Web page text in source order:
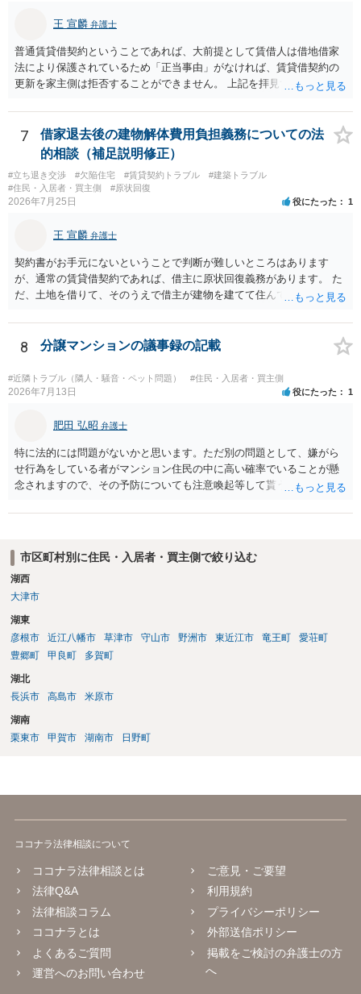
王 宣麟 弁護士
普通賃貸借契約ということであれば、大前提として賃借人は借地借家
法により保護されているため「正当事由」がなければ、賃貸借契約の
更新を家主側は拒否することができません。 上記を拝見する限り、通
定期確認させてもらないこと」が直ちに正当事由に当たるとは思えま
せんので、更新拒絶を拒否される方向性でよろしいかと存じます。 そ
の交渉の中で、一定の金銭をもらえれば退去には応じる旨交渉をして
みるのはいかがでしょうか。 過去に賃借人の許可なく無断で賃貸人が
入室する行為自体は不法行為となり、また刑事的にも住居侵入罪が成
立する可能性がありますので、これを理由に一定の金銭賠償を求める
7
借家退去後の建物解体費用負担義務についての法
的相談（補足説明修正）
#立ち退き交渉 #欠陥住宅 #賃貸契約トラブル
#建築トラブル
#住民・入居者・買主側
#原状回復
2026年7月25日 役にたった 1
王 宣麟 弁護士
契約書がお手元にないということで判断が難しいところはあります
が、通常の賃貸借契約であれば、借主に原状回復義務があります。 た
だ、土地を借りて、そのうえで借主が建物を建てて住んでいたケース
であれば、建物を収去して土地を明渡す義務は原則生じないはずで
す。 その後、建物を平屋に立て替えた場合であっても、貸主の承諾を
する、という話になるわけでもないように思います。 そのため、現
状、解体費用を負担することが明確な案件ではないため、まずは相手
のか）を確認されてみてはいかがでしょうか。
8 分譲マンションの議事録の記載
#近隣トラブル（隣人・騒音・ペット問題） #住民・入居者・買主側
2026年7月13日 役にたった 1
肥田 弘昭 弁護士
特に法的には問題がないかと思います。ただ別の問題として、嫌がら
せ行為をしている者がマンション住民の中に高い確率でいることが懸
念されますので、その予防についても注意喚起等して貰うと良いかと
市区町村別に住民・入居者・買主側で絞り込む
湖西
大津市
湖東
彦根市
近江八幡市 草津市 守山市 野洲市 東近江市 竜王町
愛荘町
豊郷町
甲良町 多賀町
湖北
長浜市
高島市 米原市
湖南
栗東市
甲賀市 湖南市 日野町
ココナラ法律相談について
ココナラ法律相談とは
法律Q&A
法律相談コラム
ココナラとは
よくあるご質問
運営へのお問い合わせ
ご意見・ご要望
利用規約
プライバシーポリシー
外部送信ポリシー
掲載をご検討の弁護士の方
へ